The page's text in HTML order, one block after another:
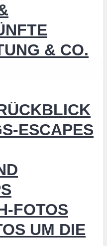
& CO.
ESCAPES
FOTOS
UM DIE